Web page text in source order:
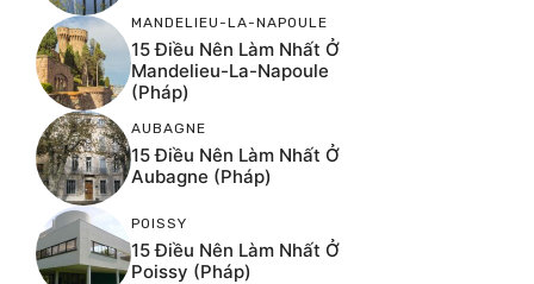
MANDELIEU-LA-NAPOULE
15 Điều Nên Làm Nhất Ở
Mandelieu-La-Napoule
(Pháp)
AUBAGNE
15 Điều Nên Làm Nhất Ở
Aubagne (Pháp)
POISSY
15 Điều Nên Làm Nhất Ở
Poissy (Pháp)